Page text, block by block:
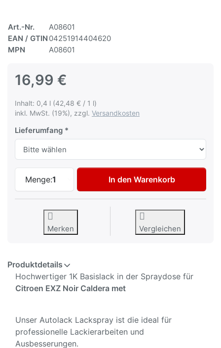
Art.-Nr.
A08601
EAN / GTIN 04251914404620
MPN
A08601
16,99 €
Inhalt: 0,4 l (42,48 € / 1 l)
inkl. MwSt. (19%), zzgl. Versandkosten
Lieferumfang
Menge:1
Autolack Spraydose für Citroen EXZ
In den Warenkorb
Merken Vergleichen
Produktdetails
Hochwertiger 1K Basislack in der Spraydose für
Citroen EXZ Noir Caldera met
Unser Autolack Lackspray ist die ideal für
professionelle Lackierarbeiten und
Ausbesserungen.